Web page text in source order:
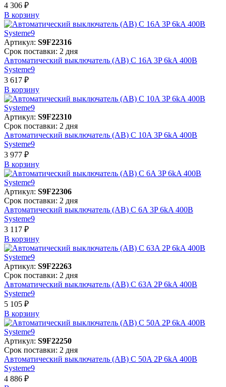
4 306 ₽
В корзинy
Артикул: S9F22316
Срок поставки: 2 дня
Автоматический выключатель (АВ) C 16A 3P 6kA 400В
Systeme9
3 617 ₽
В корзинy
Артикул: S9F22310
Срок поставки: 2 дня
Автоматический выключатель (АВ) C 10A 3P 6kA 400В
Systeme9
3 977 ₽
В корзинy
Артикул: S9F22306
Срок поставки: 2 дня
Автоматический выключатель (АВ) C 6A 3P 6kA 400В
Systeme9
3 117 ₽
В корзинy
Артикул: S9F22263
Срок поставки: 2 дня
Автоматический выключатель (АВ) C 63A 2P 6kA 400В
Systeme9
5 105 ₽
В корзинy
Артикул: S9F22250
Срок поставки: 2 дня
Автоматический выключатель (АВ) C 50A 2P 6kA 400В
Systeme9
4 886 ₽